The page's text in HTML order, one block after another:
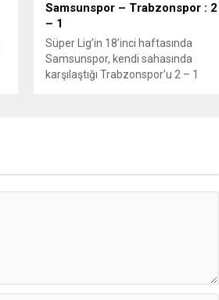
Samsunspor – Trabzonspor : 2
– 1
Süper Lig’in 18’inci haftasında
Samsunspor, kendi sahasında
karşılaştığı Trabzonspor’u 2 – 1